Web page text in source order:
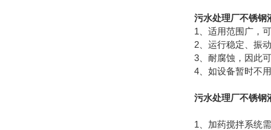
污水处理厂不锈钢
1、适用范围广，
2、运行稳定、振
3、耐腐蚀，因此
4、如设备暂时不
污水处理厂不锈钢
1、加药搅拌系统